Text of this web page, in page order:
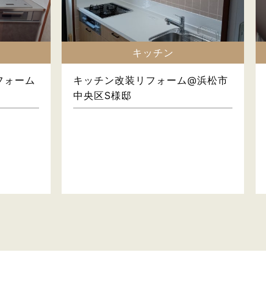
ォーム
キッチン
キッチン改装リフォーム@浜松市
中央区S様邸